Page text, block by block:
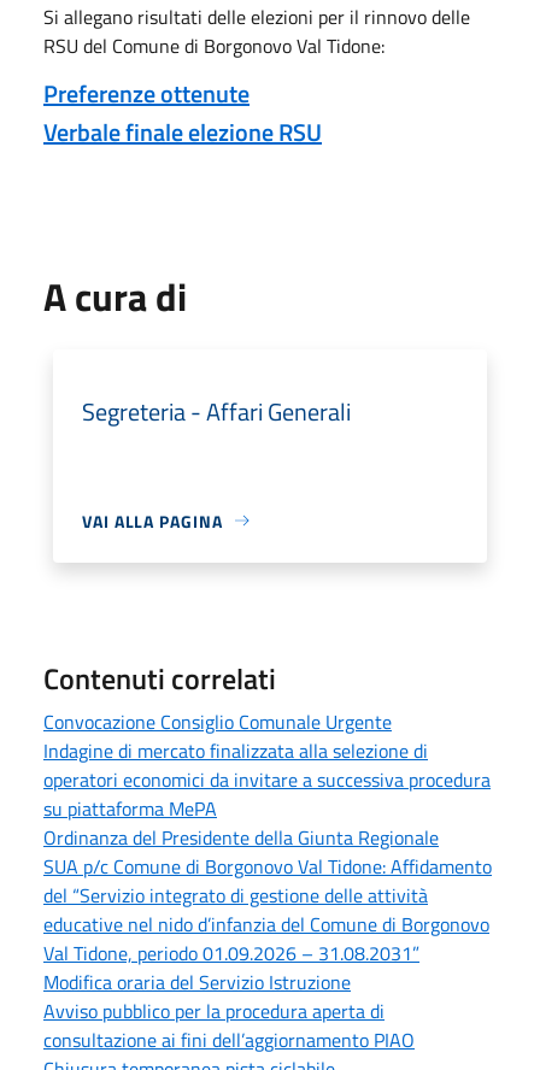
Si allegano risultati delle elezioni per il rinnovo delle
RSU del Comune di Borgonovo Val Tidone:
Preferenze ottenute
Verbale finale elezione RSU
A cura di
Segreteria - Affari Generali
VAI ALLA PAGINA
Contenuti correlati
Convocazione Consiglio Comunale Urgente
Indagine di mercato finalizzata alla selezione di
operatori economici da invitare a successiva procedura
su piattaforma MePA
Ordinanza del Presidente della Giunta Regionale
SUA p/c Comune di Borgonovo Val Tidone: Affidamento
del “Servizio integrato di gestione delle attività
educative nel nido d’infanzia del Comune di Borgonovo
Val Tidone, periodo 01.09.2026 – 31.08.2031”
Modifica oraria del Servizio Istruzione
Avviso pubblico per la procedura aperta di
consultazione ai fini dell’aggiornamento PIAO